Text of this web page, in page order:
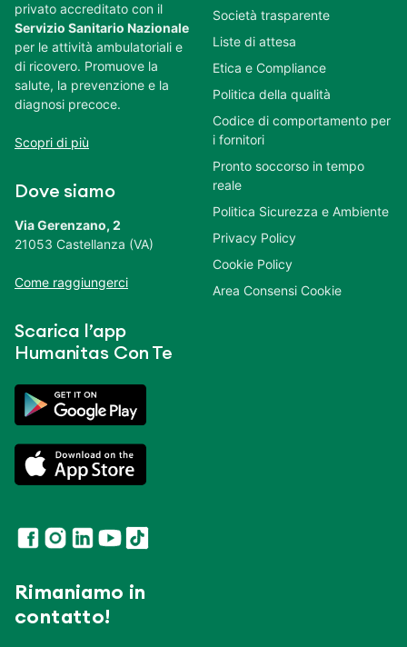
privato accreditato con il
Servizio Sanitario Nazionale
per le attività ambulatoriali e
di ricovero. Promuove la
salute, la prevenzione e la
diagnosi precoce.
Scopri di più
Dove siamo
Via Gerenzano, 2
21053 Castellanza (VA)
Come raggiungerci
Scarica l’app
Humanitas Con Te
Rimaniamo in
contatto!
Società trasparente
Liste di attesa
Etica e Compliance
Politica della qualità
Codice di comportamento per
i fornitori
Pronto soccorso in tempo
reale
Politica Sicurezza e Ambiente
Privacy Policy
Cookie Policy
Area Consensi Cookie